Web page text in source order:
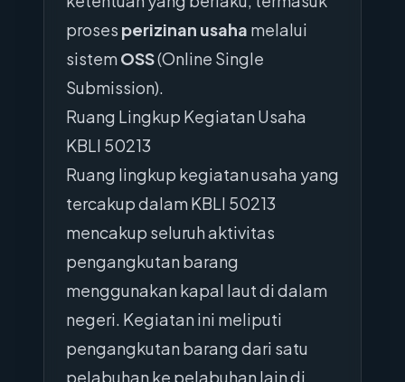
proses perizinan usaha melalui
sistem OSS(Online Single
Submission).
Ruang Lingkup Kegiatan Usaha
KBLI 50213
Ruang lingkup kegiatan usaha yang
tercakup dalam KBLI 50213
mencakup seluruh aktivitas
pengangkutan barang
menggunakan kapal laut di dalam
negeri. Kegiatan ini meliputi
pengangkutan barang dari satu
pelabuhan ke pelabuhan lain di